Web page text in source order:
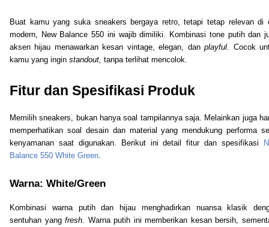
Buat kamu yang suka sneakers bergaya retro, tetapi tetap relevan di
modern, New Balance 550 ini wajib dimiliki. Kombinasi tone putih dan
aksen hijau menawarkan kesan vintage, elegan, danplayful. Cocok
kamu yang ingin standout, tanpa terlihat mencolok.
Fitur dan Spesifikasi Produk
Memilih sneakers, bukan hanya soal tampilannya saja. Melainkan juga
memperhatikan soal desain dan material yang mendukung performa
kenyamanan saat digunakan. Berikut ini detail fitur dan spesifikasi
Balance 550 White Green.
Warna: White/Green
Kombinasi warna putih dan hijau menghadirkan nuansa klasik
sentuhan yangfresh. Warna putih ini memberikan kesan bersih,